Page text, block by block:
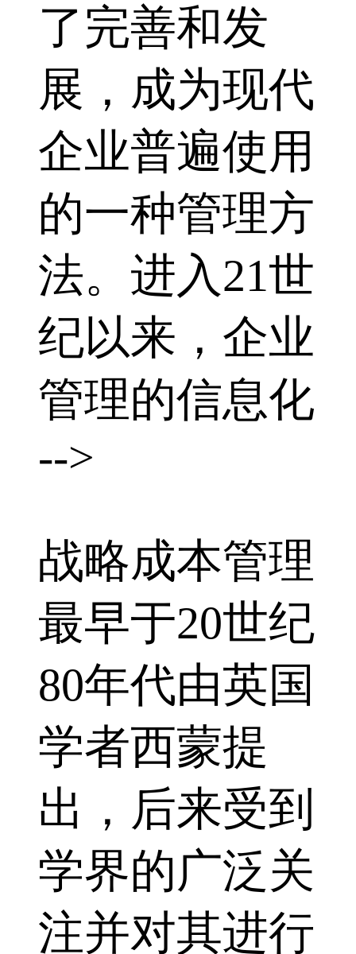
了完善和发
展，成为现代
企业普遍使用
的一种管理方
法。进入21世
纪以来，企业
管理的信息化
-->
战略成本管理
最早于20世纪
80年代由英国
学者西蒙提
出，后来受到
学界的广泛关
注并对其进行